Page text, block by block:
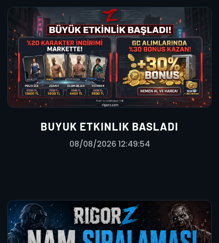
BUYUK ETKINLIK BASLADI
08/08/2026 12:49:54